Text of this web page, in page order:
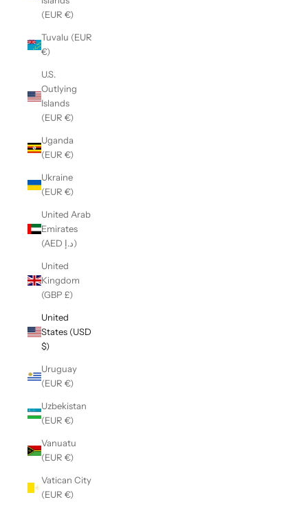
(EUR €)
Tuvalu (EUR
€)
U.S.
Outlying
Islands
(EUR €)
Uganda
(EUR €)
Ukraine
(EUR €)
United Arab
Emirates
(AED د.إ)
United
Kingdom
(GBP £)
United
States (USD
$)
Uruguay
(EUR €)
Uzbekistan
(EUR €)
Vanuatu
(EUR €)
Vatican City
(EUR €)